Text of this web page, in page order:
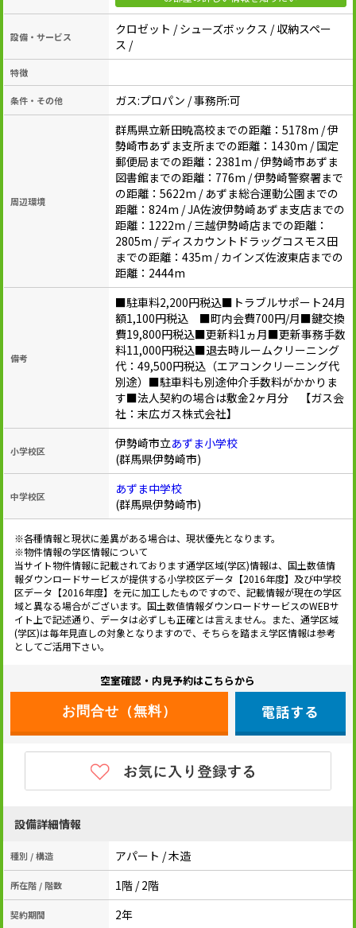
設備・サービス
クロゼット / シューズボックス / 収納スペー
ス /
特徴
条件・その他 ガス:プロパン / 事務所:可
周辺環境
群馬県立新田暁高校までの距離：5178m / 伊
勢崎市あずま支所までの距離：1430m / 国定
郵便局までの距離：2381m / 伊勢崎市あずま
図書館までの距離：776m / 伊勢崎警察署まで
の距離：5622m / あずま総合運動公園までの
距離：824m / JA佐波伊勢崎あずま支店までの
距離：1222m / 三越伊勢崎店までの距離：
2805m / ディスカウントドラッグコスモス田
までの距離：435m / カインズ佐波東店までの
距離：2444m
備考
■駐車料2,200円税込■トラブルサポート24月
額1,100円税込 ■町内会費700円/月■鍵交換
費19,800円税込■更新料1ヵ月■更新事務手数
料11,000円税込■退去時ルームクリーニング
代：49,500円税込（エアコンクリーニング代
別途）■駐車料も別途仲介手数料がかかりま
す■法人契約の場合は敷金2ヶ月分 【ガス会
社：末広ガス株式会社】
小学校区 伊勢崎市立あずま小学校
(群馬県伊勢崎市)
中学校区
あずま中学校
(群馬県伊勢崎市)
※各種情報と現状に差異がある場合は、現状優先となります。
※物件情報の学区情報について
当サイト物件情報に記載されております通学区域(学区)情報は、国土数値情
報ダウンロードサービスが提供する小学校区データ【2016年度】及び中学校
区データ【2016年度】を元に加工したものですので、記載情報が現在の学区
域と異なる場合がございます。国土数値情報ダウンロードサービスのWEBサ
イト上で記述通り、データは必ずしも正確とは言えません。また、通学区域
(学区)は毎年見直しの対象となりますので、そちらを踏まえ学区情報は参考
としてご活用下さい。
空室確認・内見予約はこちらから
電話する
設備詳細情報
種別 / 構造 アパート / 木造
所在階 / 階数 1階 / 2階
契約期間 2年